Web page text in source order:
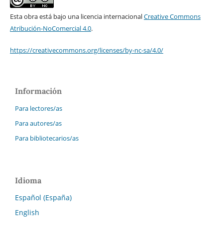
Esta obra está bajo una licencia internacionalCreative Commons
Atribución-NoComercial 4.0.
https://creativecommons.org/licenses/by-nc-sa/4.0/
Información
Para lectores/as
Para autores/as
Para bibliotecarios/as
Idioma
Español (España)
English